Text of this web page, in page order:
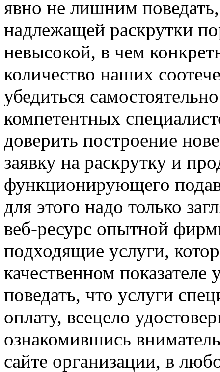
явно не лишним
надлежащей раскрутки
невысокой, в чем
количество наших
убедиться
компетентных
доверить построение
заявку на раскрутку и
функционирующего
для этого надо только
веб-ресурс опытной
подходящие услуги,
качественном
поведать, что услуги
оплату, всецело
ознакомившись
сайте организации, в